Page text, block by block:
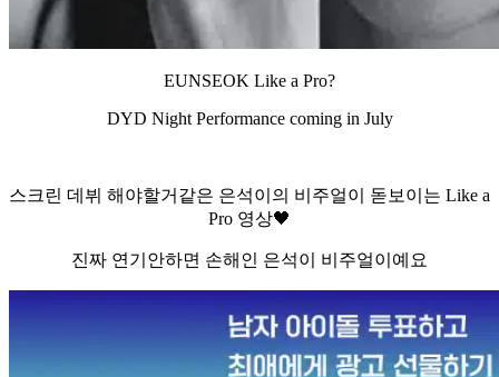
EUNSEOK Like a Pro?
DYD Night Performance coming in July
스크린 데뷔 해야할거같은 은석이의 비주얼이 돋보이는 Like a
Pro 영상🖤
진짜 연기안하면 손해인 은석이 비주얼이예요